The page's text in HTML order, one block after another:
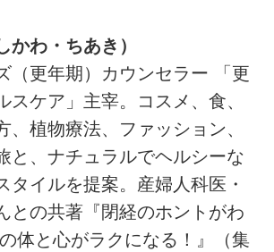
かわ・ちあき）
（更年期）カウンセラー 「更
スケア」主宰。コスメ、食、
、植物療法、ファッション、
と、ナチュラルでヘルシーな
タイルを提案。産婦人科医・
との共著『閉経のホントがわ
体と心がラクになる！』（集